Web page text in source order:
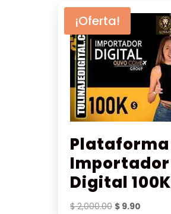
¡Oferta!
Plataforma
Importador
Digital 100K
$2,000.00 El
$ 9.90